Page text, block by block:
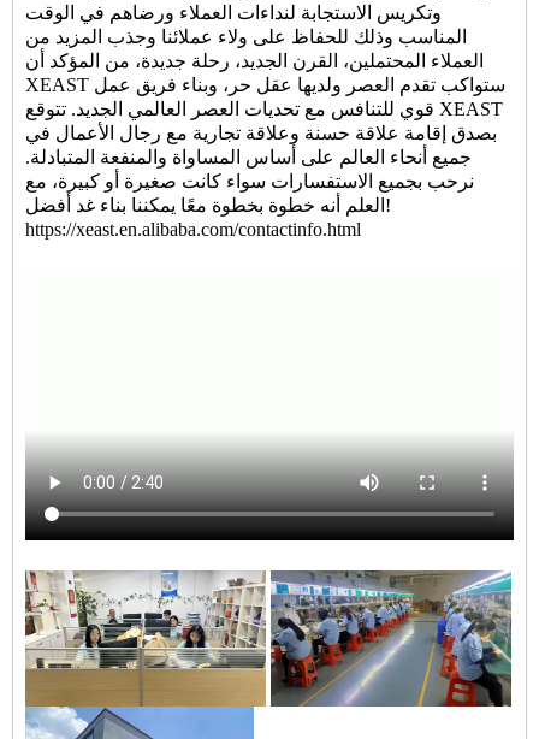
وتكريس الاستجابة لنداءات العملاء ورضاهم في الوقت
المناسب وذلك للحفاظ على ولاء عملائنا وجذب المزيد من
العملاء المحتملين، القرن الجديد، رحلة جديدة، من المؤكد أن
XEAST ستواكب تقدم العصر ولديها عقل حر، وبناء فريق عمل
قوي للتنافس مع تحديات العصر العالمي الجديد. تتوقع XEAST
بصدق إقامة علاقة حسنة وعلاقة تجارية مع رجال الأعمال في
جميع أنحاء العالم على أساس المساواة والمنفعة المتبادلة.
نرحب بجميع الاستفسارات سواء كانت صغيرة أو كبيرة، مع
العلم أنه خطوة بخطوة معًا يمكننا بناء غد أفضل!
https://xeast.en.alibaba.com/contactinfo.html